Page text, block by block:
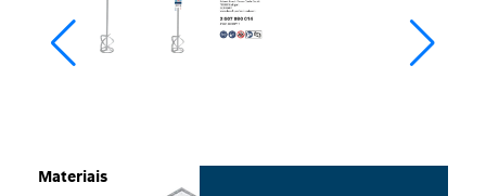
Materiais